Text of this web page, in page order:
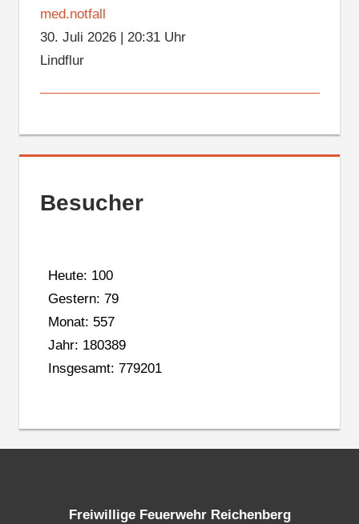
med.notfall
30. Juli 2026| 20:31 Uhr
Lindflur
Besucher
Heute: 100
Gestern: 79
Monat: 557
Jahr: 180389
Insgesamt: 779201
Freiwillige Feuerwehr Reichenberg